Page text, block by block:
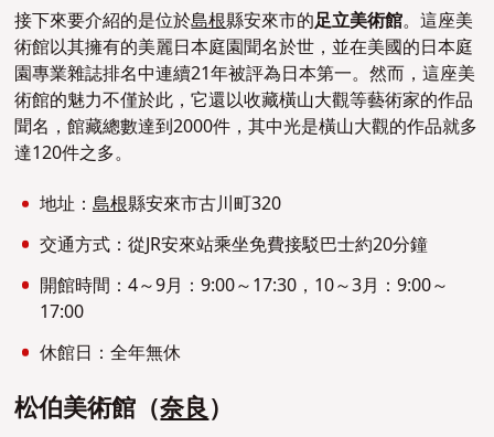
接下來要介紹的是位於島根縣安來市的足立美術館。這座美
術館以其擁有的美麗日本庭園聞名於世，並在美國的日本庭
園專業雜誌排名中連續21年被評為日本第一。然而，這座美
術館的魅力不僅於此，它還以收藏橫山大觀等藝術家的作品
聞名，館藏總數達到2000件，其中光是橫山大觀的作品就多
達120件之多。
地址：島根縣安來市古川町320
交通方式：從JR安來站乘坐免費接駁巴士約20分鐘
開館時間：4～9月：9:00～17:30，10～3月：9:00～
17:00
休館日：全年無休
松伯美術館（奈良）